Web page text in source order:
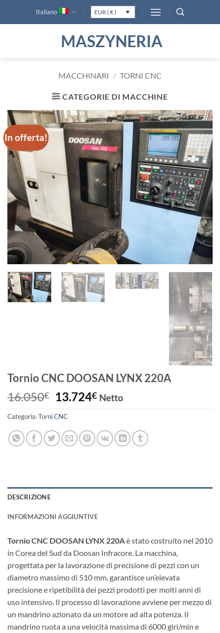
Italiano EUR ( € )
MASZYNERIA
MACCHINARI / TORNI CNC
CATEGORIE DI MACCHINE
In offerta!
Tornio CNC DOOSAN LYNX 220A
16.050€
Il
prezzo
originale
era:
16.050€.
13.724€Il
prezzo
è:
13.724€.
Netto
Categoria:Torni CNC
DESCRIZIONE
INFORMAZIONI AGGIUNTIVE
Tornio CNC DOOSAN LYNX 220Aè stato costruito nel 2010
in Corea del Sud da Doosan Infracore. La macchina,
progettata per la lavorazione di precisione di pezzi con un
diametro massimo di 510 mm, garantisce un’elevata
precisione e ripetibilità dei pezzi prodotti per molti anni di
uso intensivo. Il processo di lavorazione avviene per mezzo di
un mandrino azionato da un motore ad alta potenza. Il
mandrino ruota a una velocità massima di 6000 giri/min e